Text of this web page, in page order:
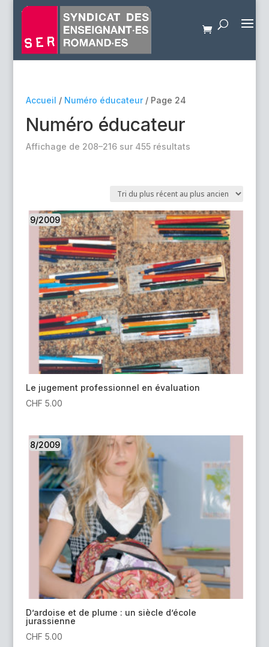
Accueil / Numéro éducateur/ Page 24
Numéro éducateur
Affichage de 208–216 sur 455 résultatsTrié
au
plus
ancien
9/2009
Le jugement professionnel en évaluation
CHF 5.00
8/2009
D’ardoise et de plume : un siècle d’école
jurassienne
CHF 5.00